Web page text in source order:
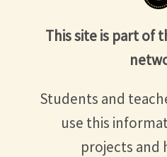
This site is part of
Students and
use this
projects and